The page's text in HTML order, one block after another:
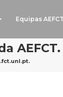
Equipas AEFCT
AEFCT.
.